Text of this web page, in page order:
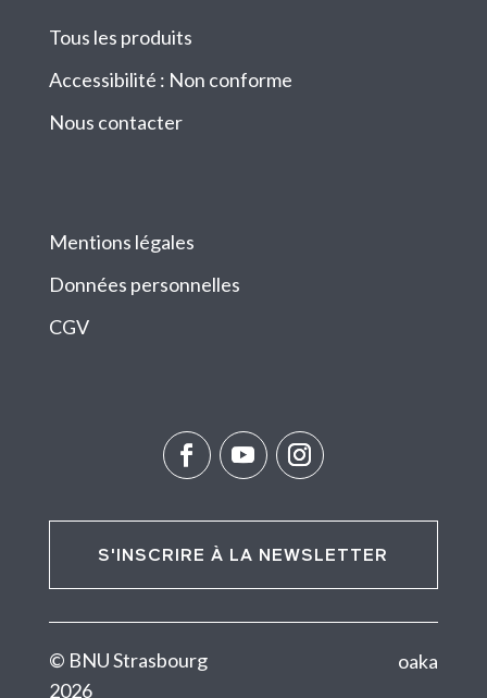
Tous les produits
Accessibilité : Non conforme
Nous contacter
Mentions légales
Données personnelles
CGV
S'INSCRIRE À LA NEWSLETTER
© BNU Strasbourg
2026
oaka